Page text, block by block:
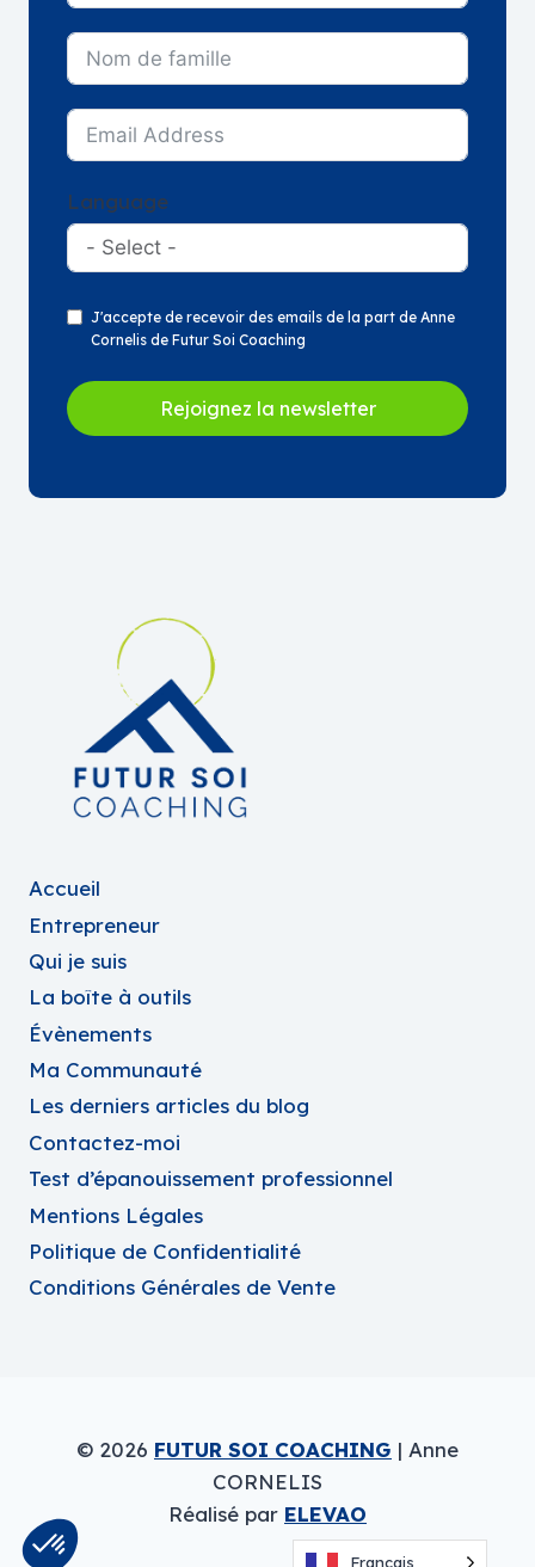
Language
J'accepte de recevoir des emails de la part de Anne
Cornelis de Futur Soi Coaching
Rejoignez la newsletter
Accueil
Entrepreneur
Qui je suis
La boîte à outils
Évènements
Ma Communauté
Les derniers articles du blog
Contactez-moi
Test d’épanouissement professionnel
Mentions Légales
Politique de Confidentialité
Conditions Générales de Vente
© 2026 FUTUR SOI COACHING | Anne
CORNELIS
Réalisé par ELEVAO
Français